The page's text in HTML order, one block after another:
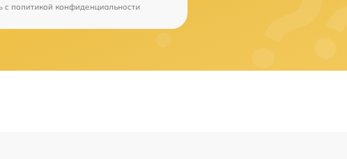
c политикой конфиденциальности